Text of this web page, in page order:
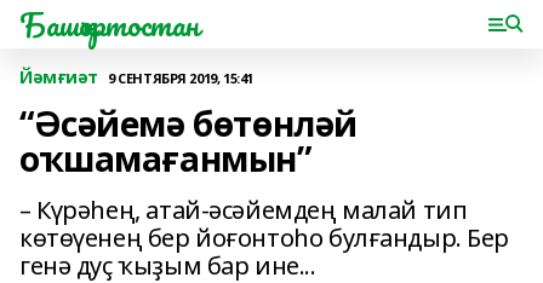
Башҡортостан
Йәмғиәт 9 СЕНТЯБРЯ 2019, 15:41
“Әсәйемә бөтөнләй
оҡшамағанмын”
– Күрәһең, атай-әсәйемдең малай тип
көтөүенең бер йоғонтоһо булғандыр. Бер
генә дуҫ ҡыҙым бар ине...